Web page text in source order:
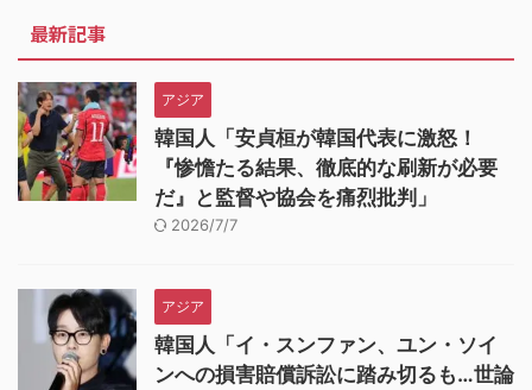
最新記事
アジア
韓国人「安貞桓が韓国代表に激怒！
『惨憺たる結果、徹底的な刷新が必要
だ』と監督や協会を痛烈批判」
2026/7/7
アジア
韓国人「イ・スンファン、ユン・ソイ
ンへの損害賠償訴訟に踏み切るも…世論